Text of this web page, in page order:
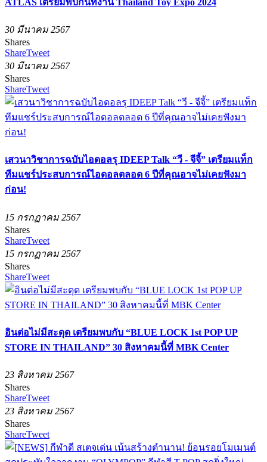
30 มีนาคม 2567
Shares
ShareTweet
30 มีนาคม 2567
Shares
ShareTweet
เสวนาวิชาการฉบับไอดอลรุ IDEEP Talk “วี - จีจี้” เตรียมแท็ก
ทีมแชร์ประสบการณ์ไอดอลตลอด 6 ปีที่คุณอาจไม่เคยฟังมา
ก่อน!
15 กรกฏาคม 2567
Shares
ShareTweet
15 กรกฏาคม 2567
Shares
ShareTweet
อินต่อไม่มีสะดุด เตรียมพบกับ “BLUE LOCK 1st POP UP
STORE IN THAILAND” 30 สิงหาคมนี้ที่ MBK Center
23 สิงหาคม 2567
Shares
ShareTweet
23 สิงหาคม 2567
Shares
ShareTweet